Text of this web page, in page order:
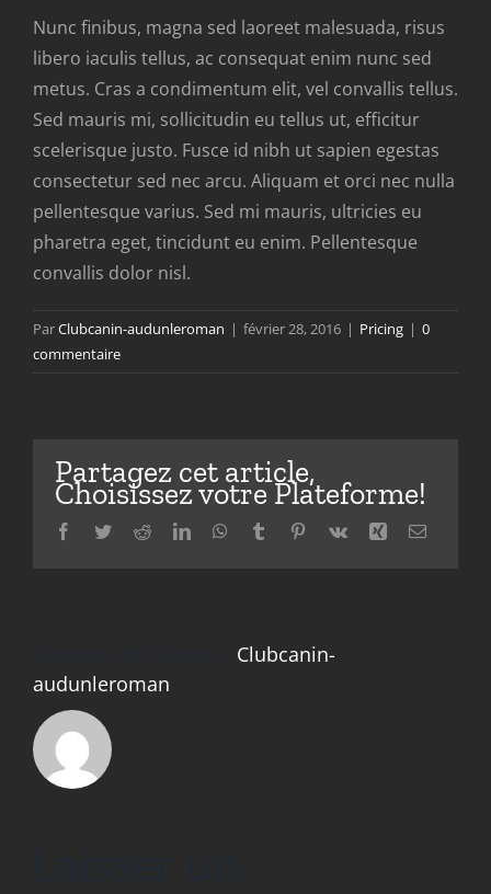
Nunc finibus, magna sed laoreet malesuada, risus
libero iaculis tellus, ac consequat enim nunc sed
metus. Cras a condimentum elit, vel convallis tellus.
Sed mauris mi, sollicitudin eu tellus ut, efficitur
scelerisque justo. Fusce id nibh ut sapien egestas
consectetur sed nec arcu. Aliquam et orci nec nulla
pellentesque varius. Sed mi mauris, ultricies eu
pharetra eget, tincidunt eu enim. Pellentesque
convallis dolor nisl.
ParClubcanin-audunleroman | février 28, 2016 | Pricing | 0
commentaire
Partagez cet article,
Choisissez votre Plateforme!
Facebook
TwitterRedditLinkedInWhatsApp
Tumblr Pinterest
Vk Xing Email
Clubcanin-
audunleroman